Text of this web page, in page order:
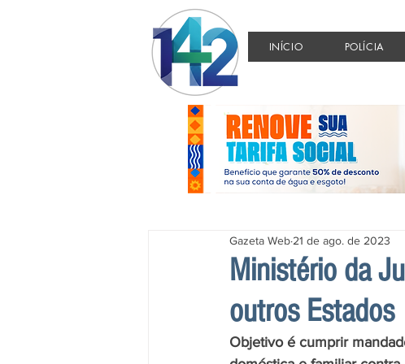
INÍCIO POLÍCIA
Ministério da
outros Estados
Gazeta Web 21 de ago. de 2023
Objetivo é cumprir